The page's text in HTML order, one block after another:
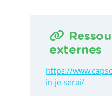
externes
https://
in-je-serai/